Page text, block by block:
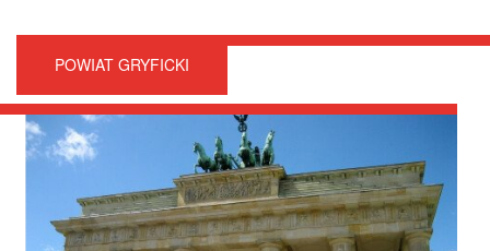
POWIAT GRYFICKI